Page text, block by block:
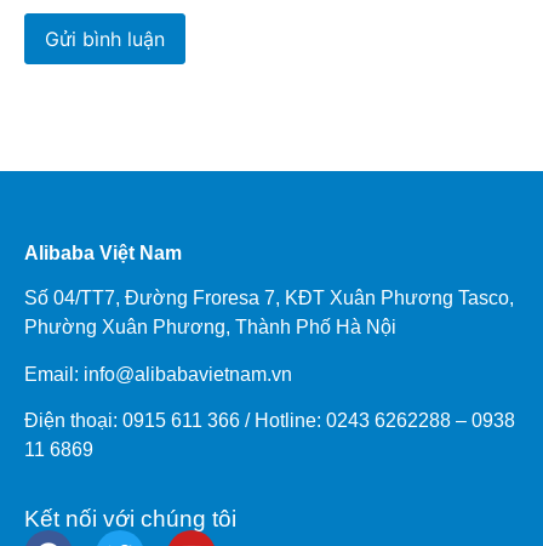
Alibaba Việt Nam
Số 04/TT7, Đường Froresa 7, KĐT Xuân Phương Tasco,
Phường Xuân Phương, Thành Phố Hà Nội
Email: info@alibabavietnam.vn
Điện thoại: 0915 611 366 / Hotline: 0243 6262288 – 0938
11 6869
Kết nối với chúng tôi